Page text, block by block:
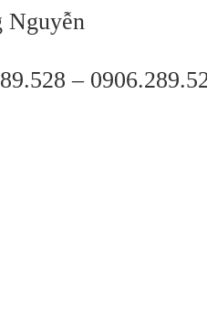
Nguyễn
–